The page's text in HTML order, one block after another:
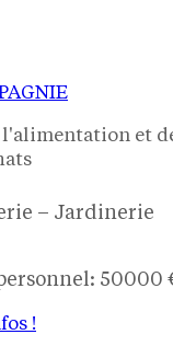
et
– Jardinerie
50000
!